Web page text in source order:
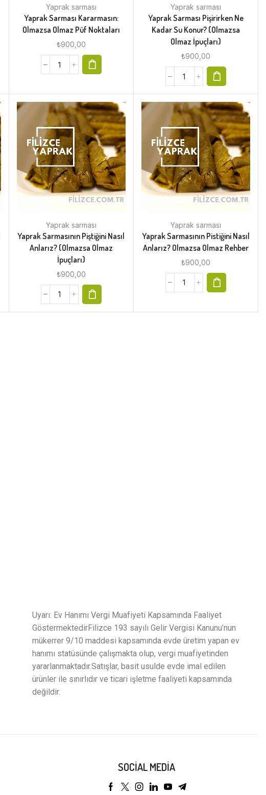
Yaprak sarması
Yaprak Sarması Kararmasın:
Olmazsa Olmaz Püf Noktaları
₺900,00
Yaprak sarması
Yaprak Sarması Pişirirken Ne
Kadar Su Konur? (Olmazsa
Olmaz İpuçları)
₺900,00
Yaprak sarması
Yaprak Sarmasının Piştiğini Nasıl
Anlarız? (Olmazsa Olmaz
İpuçları)
₺900,00
Yaprak sarması
Yaprak Sarmasının Pistiğini Nasıl
Anlarız? Olmazsa Olmaz Rehber
₺900,00
Uyarı: Ev Hanımı Vergi Muafiyeti Kapsamında Faaliyet
GöstermektedirFilizce 193 sayılı Gelir Vergisi Kanunu’nun
mükerrer 9/10 maddesi kapsamında evde üretim yapan ev
hanımı statüsünde çalışmakta olup, vergi muafiyetinden
yararlanmaktadır.Satışlar, basit usulde evde imal edilen
ürünler ile sınırlıdır ve ticari işletme faaliyeti kapsamında
değildir.
SOCIAL MEDIA